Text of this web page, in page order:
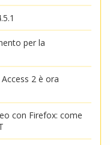
per la
2 è ora
con Firefox: come